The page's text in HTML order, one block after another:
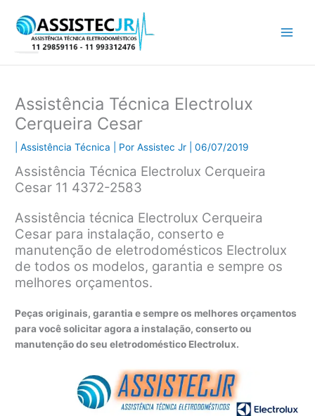
para
conteúdo
Assistência Técnica Electrolux
Cerqueira Cesar
|Assistência Técnica | PorAssistec Jr |06/07/2019
Assistência Técnica Electrolux Cerqueira
Cesar 11 4372-2583
Assistência técnica Electrolux Cerqueira
Cesar para instalação, conserto e
manutenção de eletrodomésticos Electrolux
de todos os modelos, garantia e sempre os
melhores orçamentos.
Peças originais, garantia e sempre os melhores orçamentos
para você solicitar agora a instalação, conserto ou
manutenção do seu eletrodoméstico Electrolux.